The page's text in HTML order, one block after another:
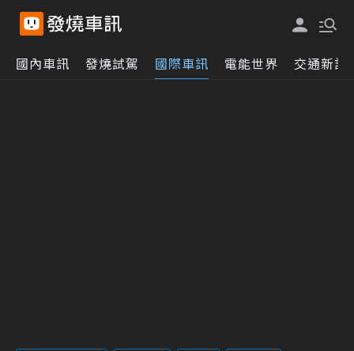
國內車訊 發燒試駕 國際車訊 電能世界 交通新訊